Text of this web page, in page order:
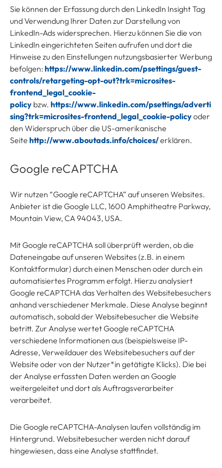
Sie können der Erfassung durch den LinkedIn Insight Tag
und Verwendung Ihrer Daten zur Darstellung von
LinkedIn-Ads widersprechen. Hierzu können Sie die von
LinkedIn eingerichteten Seiten aufrufen und dort die
Hinweise zu den Einstellungen nutzungsbasierter Werbung
befolgen: https://www.linkedin.com/psettings/guest-
controls/retargeting-opt-out?trk=microsites-
frontend_legal_cookie-
policy bzw. https://www.linkedin.com/psettings/adverti
sing?trk=microsites-frontend_legal_cookie-policyoder
den Widerspruch über die US-amerikanische
Seite http://www.aboutads.info/choices/erklären.
Google reCAPTCHA
Wir nutzen “Google reCAPTCHA” auf unseren Websites.
Anbieter ist die Google LLC, 1600 Amphitheatre Parkway,
Mountain View, CA 94043, USA.
Mit Google reCAPTCHA soll überprüft werden, ob die
Dateneingabe auf unseren Websites (z.B. in einem
Kontaktformular) durch einen Menschen oder durch ein
automatisiertes Programm erfolgt. Hierzu analysiert
Google reCAPTCHA das Verhalten des Websitebesuchers
anhand verschiedener Merkmale. Diese Analyse beginnt
automatisch, sobald der Websitebesucher die Website
betritt. Zur Analyse wertet Google reCAPTCHA
verschiedene Informationen aus (beispielsweise IP-
Adresse, Verweildauer des Websitebesuchers auf der
Website oder von der Nutzer*in getätigte Klicks). Die bei
der Analyse erfassten Daten werden an Google
weitergeleitet und dort als Auftragsverarbeiter
verarbeitet.
Die Google reCAPTCHA-Analysen laufen vollständig im
Hintergrund. Websitebesucher werden nicht darauf
hingewiesen, dass eine Analyse stattfindet.